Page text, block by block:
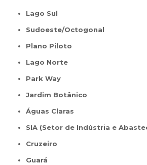
Lago Sul
Sudoeste/Octogonal
Plano Piloto
Lago Norte
Park Way
Jardim Botânico
Águas Claras
SIA (Setor de Indústria e
Cruzeiro
Guará